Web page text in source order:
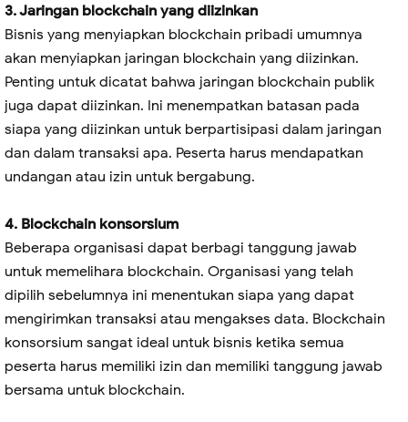
3. Jaringan blockchain yang diizinkan
Bisnis yang menyiapkan blockchain pribadi umumnya
akan menyiapkan jaringan blockchain yang diizinkan.
Penting untuk dicatat bahwa jaringan blockchain publik
juga dapat diizinkan. Ini menempatkan batasan pada
siapa yang diizinkan untuk berpartisipasi dalam jaringan
dan dalam transaksi apa. Peserta harus mendapatkan
undangan atau izin untuk bergabung.
4. Blockchain konsorsium
Beberapa organisasi dapat berbagi tanggung jawab
untuk memelihara blockchain. Organisasi yang telah
dipilih sebelumnya ini menentukan siapa yang dapat
mengirimkan transaksi atau mengakses data. Blockchain
konsorsium sangat ideal untuk bisnis ketika semua
peserta harus memiliki izin dan memiliki tanggung jawab
bersama untuk blockchain.